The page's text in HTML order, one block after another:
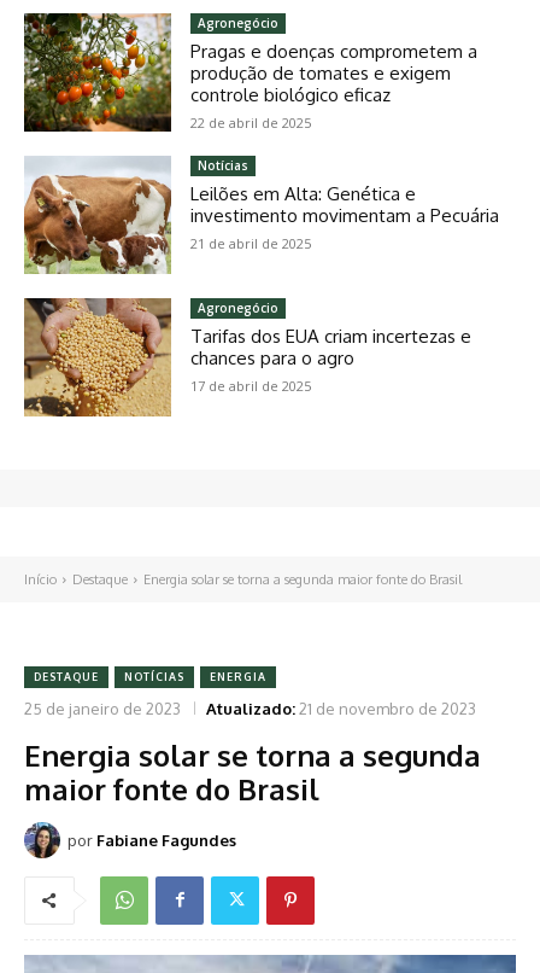
Agronegócio
Pragas e doenças comprometem a
produção de tomates e exigem
controle biológico eficaz
22 de abril de 2025
Notícias
Leilões em Alta: Genética e
investimento movimentam a Pecuária
21 de abril de 2025
Agronegócio
Tarifas dos EUA criam incertezas e
chances para o agro
17 de abril de 2025